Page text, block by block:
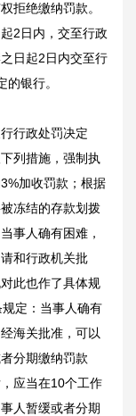
拒绝缴纳罚款。
2日内，交至行政
日起2日内交至行
银行。
行政处罚决定
列措施，强制执
加收罚款；根据
冻结的存款划拨
事人确有困难，
和行政机关批
此也作了具体规
定：当事人确有
海关批准，可以
分期缴纳罚款
应当在10个工作
人暂缓或者分期